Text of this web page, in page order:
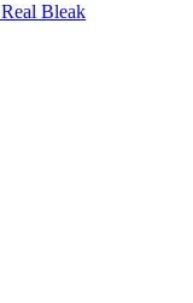
Bleak